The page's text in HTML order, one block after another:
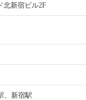
北新宿ビル2F
、新宿駅